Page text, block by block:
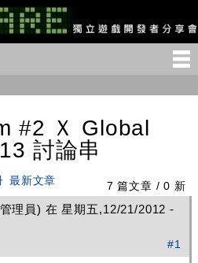
#2 Ｘ Global
討論串
7 篇文章 / 0 新
最新文章
理員) 在 星期五,12/21/2012 -
#1